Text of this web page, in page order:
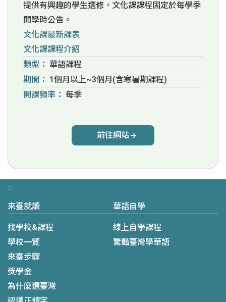
提供有興趣的學生選修。文化課課程固定於每學季
開學時公告。
文化課最新課表
文化課課程介紹
類型： 華語課程
期間： 1個月以上~3個月(含寒暑期課程)
開課頻率： 每季
前往網站
:::
來臺就讀
找學校&課程
學校一覽
來臺步驟
獎學金
為什麼選臺灣
華語自學
線上自學課程
驚豔臺灣學華語